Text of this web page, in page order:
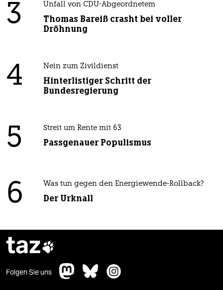
3 Unfall von CDU-Abgeordnetem
Thomas Bareiß crasht bei voller
Dröhnung
4 Nein zum Zivildienst
Hinterlistiger Schritt der
Bundesregierung
5 Streit um Rente mit 63
Passgenauer Populismus
6 Was tun gegen den Energiewende-Rollback?
Der Urknall
taz
Folgen Sie uns